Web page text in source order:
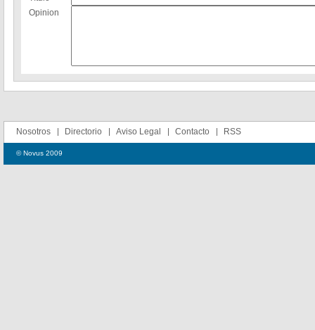
Opinion
Nosotros Directorio Aviso Legal Contacto RSS
© Novus 2009